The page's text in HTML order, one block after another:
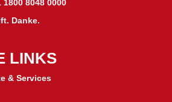
1800 8048 0000
Danke.
LINKS
& Services